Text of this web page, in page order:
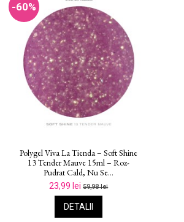
-60%
Polygel Viva La Tienda – Soft Shine
13 Tender Mauve 15ml – Roz-
Pudrat Cald, Nu Se...
23,99 lei59,98 lei
DETALII